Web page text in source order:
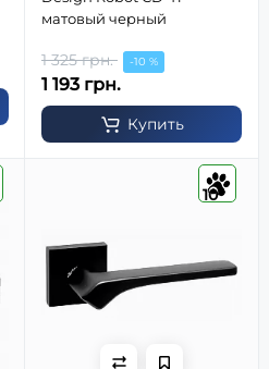
матовый черный
1 325 грн. -10 %
1 193 грн.
Купить
10